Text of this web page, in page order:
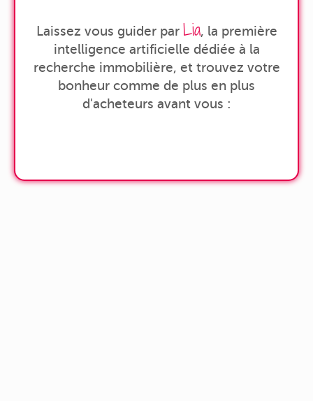
Laissez vous guider par Lia, la première
intelligence artificielle dédiée à la
recherche immobilière, et trouvez votre
bonheur comme de plus en plus
d'acheteurs avant vous :